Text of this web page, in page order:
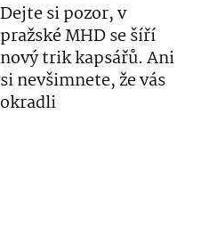
Dejte si pozor, v
pražské MHD se šíří
nový trik kapsářů. Ani
si nevšimnete, že vás
okradli